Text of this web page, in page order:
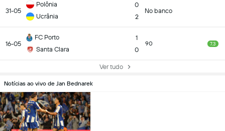
31-05
Polônia
Ucrânia
0
2
No banco
16-05
FC Porto
Santa Clara
1
0
90 7.3
Ver tudo
Notícias ao vivo de Jan Bednarek